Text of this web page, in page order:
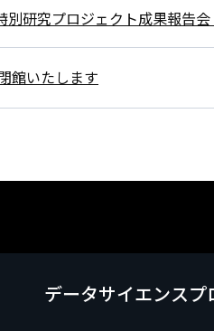
研究プロジェクト成果報告会
館いたします
データサイエンスプ